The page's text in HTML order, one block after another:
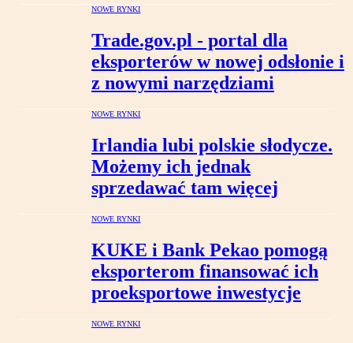
NOWE RYNKI
Trade.gov.pl - portal dla
eksporterów w nowej odsłonie i
z nowymi narzędziami
NOWE RYNKI
Irlandia lubi polskie słodycze.
Możemy ich jednak
sprzedawać tam więcej
NOWE RYNKI
KUKE i Bank Pekao pomogą
eksporterom finansować ich
proeksportowe inwestycje
NOWE RYNKI